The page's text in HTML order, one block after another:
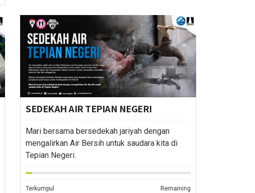
SEDEKAH AIR TEPIAN NEGERI
Mari bersama bersedekah jariyah dengan
mengalirkan Air Bersih untuk saudara kita di
Tepian Negeri.
Terkumpul Remaining